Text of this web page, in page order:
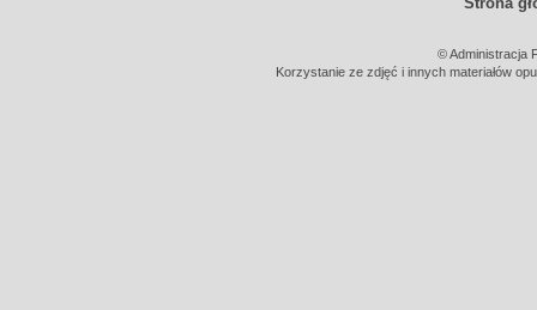
© Administracja
Korzystanie ze zdjęć i innych materiałów